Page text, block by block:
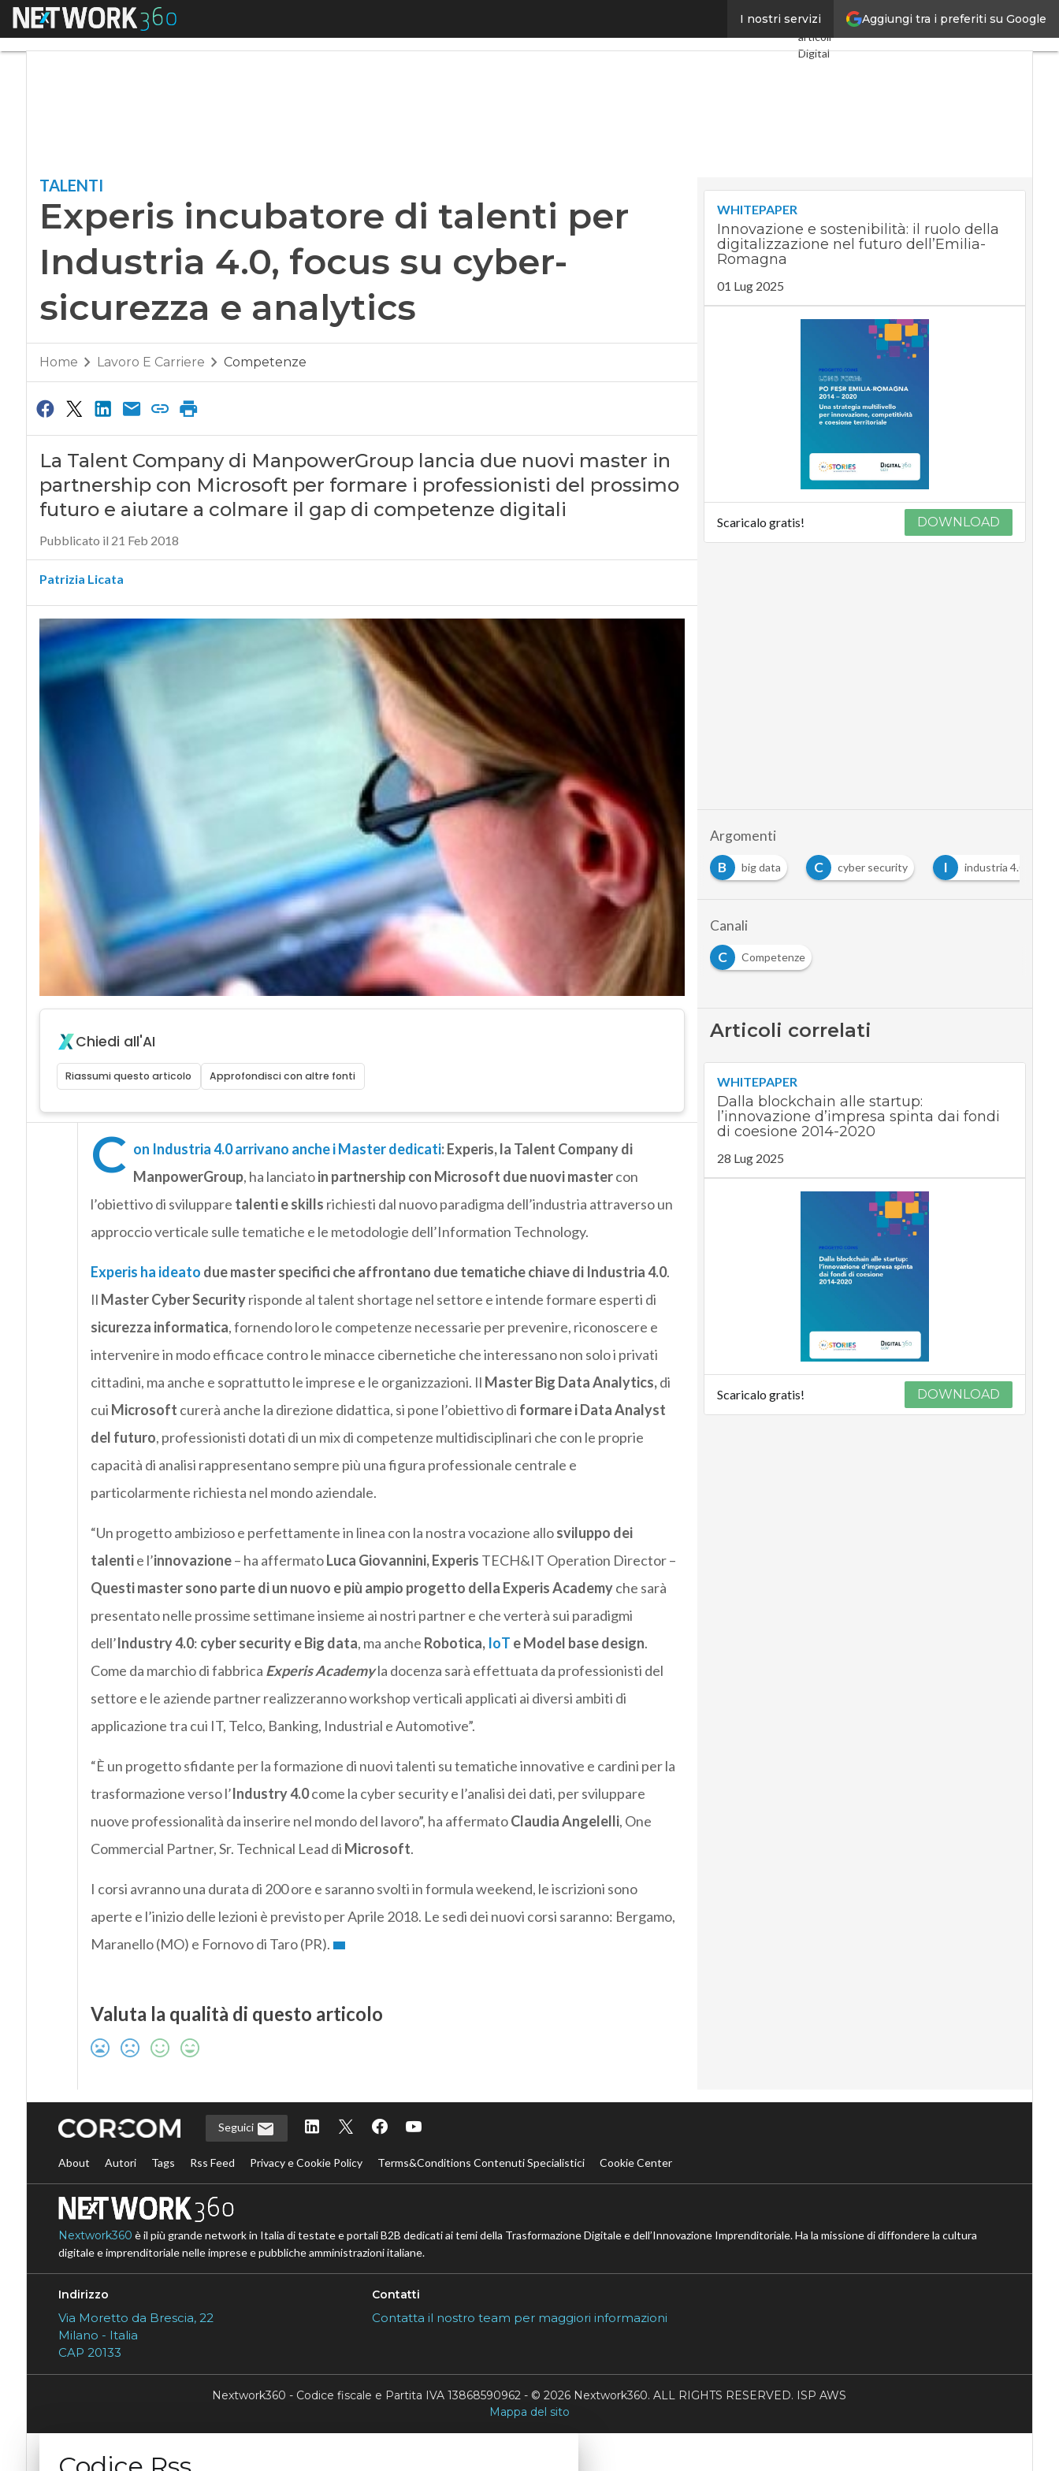
Aggiungi tra i preferiti su Google
I nostri servizi
Menu Experis incubatore di talenti per Industria 4.0, focus su cyber-sicurezza e analyticsUltimi
articoli
Digital
artificiale
Videointerviste
Podcast
TALENTI
Experis incubatore di talenti per
Industria 4.0, focus su cyber-
sicurezza e analytics
Home Lavoro E Carriere Competenze
La Talent Company di ManpowerGroup lancia due nuovi master in
partnership con Microsoft per formare i professionisti del prossimo
futuro e aiutare a colmare il gap di competenze digitali
Pubblicato il 21 Feb 2018
Patrizia Licata
Chiedi all'AI
Riassumi questo articolo Approfondisci con altre fonti
C on Industria 4.0 arrivano anche i Master dedicati: Experis, la Talent Company di
ManpowerGroup, ha lanciatoin partnership con Microsoft due nuovi mastercon
l’obiettivo di sviluppare talenti e skills richiesti dal nuovo paradigma dell’industria attraverso un
approccio verticale sulle tematiche e le metodologie dell’Information Technology.
Experis ha ideato due master specifici che affrontano due tematiche chiave di Industria 4.0.
Il Master Cyber Securityrisponde al talent shortage nel settore e intende formare esperti di
sicurezza informatica, fornendo loro le competenze necessarie per prevenire, riconoscere e
intervenire in modo efficace contro le minacce cibernetiche che interessano non solo i privati
cittadini, ma anche e soprattutto le imprese e le organizzazioni. Il Master Big Data Analytics,di
cui Microsoft curerà anche la direzione didattica, si pone l’obiettivo di formare i Data Analyst
del futuro, professionisti dotati di un mix di competenze multidisciplinari che con le proprie
capacità di analisi rappresentano sempre più una figura professionale centrale e
particolarmente richiesta nel mondo aziendale.
“Un progetto ambizioso e perfettamente in linea con la nostra vocazione allosviluppo dei
talentie l’innovazione– ha affermatoLuca Giovannini, Experis TECH&IT Operation Director –
Questi master sono parte di un nuovo e più ampio progetto della Experis Academyche sarà
presentato nelle prossime settimane insieme ai nostri partner e che verterà sui paradigmi
dell’Industry 4.0: cyber security e Big data, ma anche Robotica, IoT e Model base design.
Come da marchio di fabbrica Experis Academyla docenza sarà effettuata da professionisti del
settore e le aziende partner realizzeranno workshop verticali applicati ai diversi ambiti di
applicazione tra cui IT, Telco, Banking, Industrial e Automotive”.
“È un progetto sfidante per la formazione di nuovi talenti su tematiche innovative e cardini per la
trasformazione verso l’Industry 4.0come la cyber security e l’analisi dei dati, per sviluppare
nuove professionalità da inserire nel mondo del lavoro”, ha affermatoClaudia Angelelli, One
Commercial Partner, Sr. Technical Lead di Microsoft.
I corsi avranno una durata di 200 ore e saranno svolti in formula weekend, le iscrizioni sono
aperte e l’inizio delle lezioni è previsto per Aprile 2018. Le sedi dei nuovi corsi saranno: Bergamo,
Maranello (MO) e Fornovo di Taro (PR).
Valuta la qualità di questo articolo
WHITEPAPER
Innovazione e sostenibilità: il ruolo della
digitalizzazione nel futuro dell’Emilia-
Romagna
01 Lug 2025
Scaricalo gratis! DOWNLOAD
Argomenti
analytics B big data C cyber security I industria 4.0
Canali
C
Competenze
Articoli correlati
WHITEPAPER
Dalla blockchain alle startup:
l’innovazione d’impresa spinta dai fondi
di coesione 2014-2020
28 Lug 2025
Scaricalo gratis! DOWNLOAD
Seguici
About Autori Tags Rss Feed Privacy e Cookie Policy Terms&Conditions Contenuti Specialistici Cookie Center
Nextwork360 è il più grande network in Italia di testate e portali B2B dedicati ai temi della Trasformazione Digitale e dell’Innovazione Imprenditoriale. Ha la missione di diffondere la cultura
digitale e imprenditoriale nelle imprese e pubbliche amministrazioni italiane.
Indirizzo
Via Moretto da Brescia, 22
Milano - Italia
CAP 20133
Contatti
Contatta il nostro team per maggiori informazioni
Nextwork360 - Codice fiscale e Partita IVA 13868590962 - © 2026 Nextwork360. ALL RIGHTS RESERVED. ISP AWS
Mappa del sito